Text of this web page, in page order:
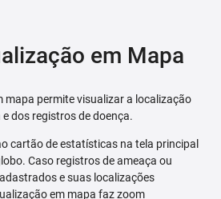
em Mapa
mapa permite visualizar a localização
dos registros de doença.
cartão de estatísticas na tela principal
Caso registros de ameaça ou
e suas localizações
em mapa faz zoom